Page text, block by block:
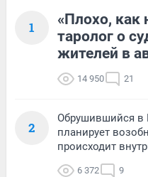
1
«Плохо, как
таролог о
жителей в
14 950 21
2
Обрушившийся в
планирует
происходит
6 372 9